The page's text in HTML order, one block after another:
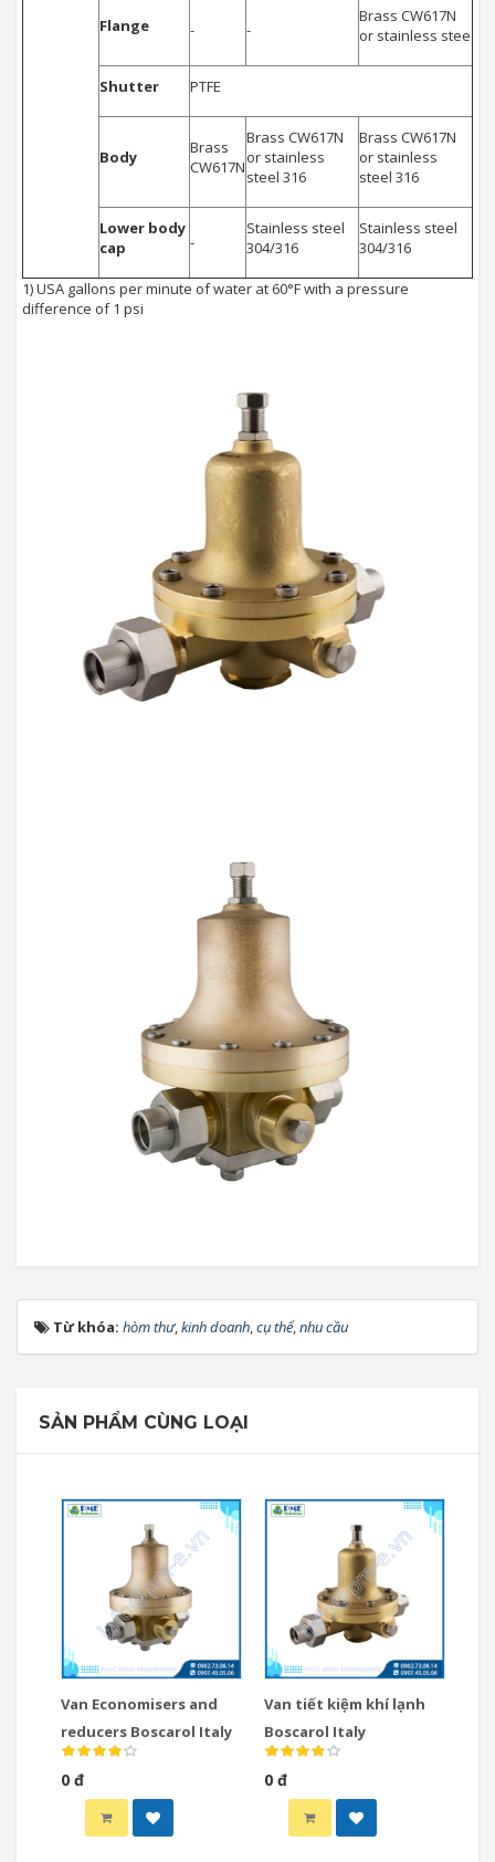
Flange - -
Brass CW617N
or stainless stee
Shutter PTFE
Body
Brass
CW617N
Brass CW617N
or stainless
steel 316
Brass CW617N
or stainless
steel 316
Lower body
cap
-
Stainless steel
304/316
Stainless steel
304/316
1) USA gallons per minute of water at 60°F with a pressure
difference of 1 psi
Từ khóa: hòm thư,kinh doanh,cụ thể,nhu cầu
SẢN PHẨM CÙNG LOẠI
Van Economisers and
reducers Boscarol Italy
0 đ
Van tiết kiệm khí lạnh
Boscarol Italy
0 đ